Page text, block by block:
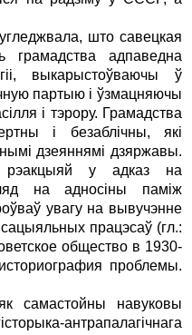
што савецкая
грамадства адпаведна
выкарыстоўваючы ў
партыю і ўзмацняючы
і тэрору. Грамадства
і безаблічны, які
дзеяннямі дзяржавы.
рэакцыяй у адказ на
на адносіны паміж
увагу на вывучэнне
працэсаў (гл.:
общество в 1930-
проблемы.
самастойны навуковы
антрапалагічнага